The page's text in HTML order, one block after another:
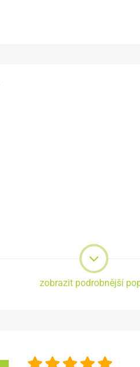
zobrazit podrobnější